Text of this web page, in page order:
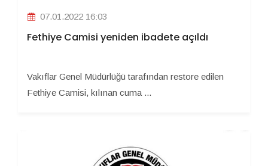
07.01.2022 16:03
Fethiye Camisi yeniden ibadete açıldı
Vakıflar Genel Müdürlüğü tarafından restore edilen
Fethiye Camisi, kılınan cuma ...